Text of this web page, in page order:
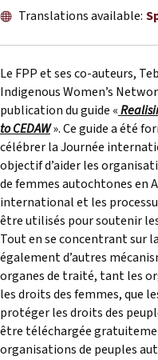
Press Room
Support Us
News
Press Releases
Training Materials
Briefing Papers
Legal Submissions
Declarations
Annual Reports
Translations available:
Le FPP et ses co-auteurs,
Indigenous Women’s
publication du guide «
to CEDAW». Ce guide a été
célébrer la Journée
objectif d’aider les
de femmes autochtones en
international et les
être utilisés pour soutenir
Tout en se concentrant sur
également d’autres
organes de traité, tant les
les droits des femmes, que
protéger les droits des
être téléchargée
organisations de peuples